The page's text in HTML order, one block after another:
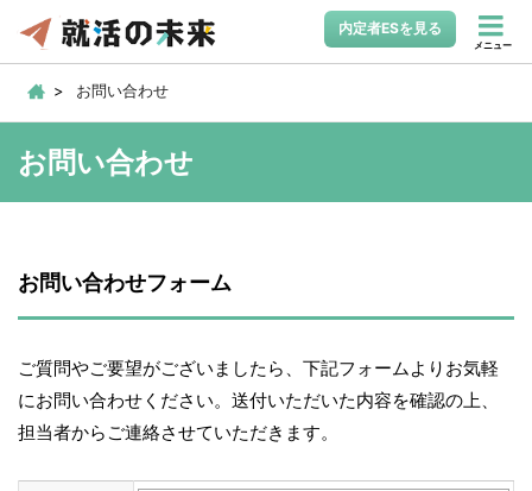
内定者ESを見る
メニュー
お問い合わせ
お問い合わせ
お問い合わせフォーム
ご質問やご要望がございましたら、下記フォームよりお気軽
にお問い合わせください。送付いただいた内容を確認の上、
担当者からご連絡させていただきます。